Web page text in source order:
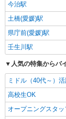
今治駅
土橋(愛媛)駅
県庁前(愛媛)駅
壬生川駅
人気の特集からバ
ミドル（40代～）
高校生OK
オープニングスタッ